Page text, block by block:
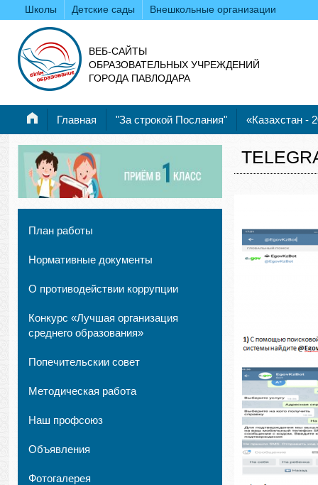
Школы Детские сады Внешкольные организации
ВЕБ-САЙТЫ
ОБРАЗОВАТЕЛЬНЫХ УЧРЕЖДЕНИЙ
ГОРОДА ПАВЛОДАРА
Главная "За строкой Послания" «Казахстан -
План работы
Нормативные документы
О противодействии коррупции
Конкурс «Лучшая организация
среднего образования»
Попечительскии совет
Методическая работа
Наш профсоюз
Объявления
Фотогалерея